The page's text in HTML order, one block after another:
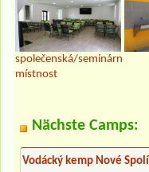
společenská/seminární
místnost
Nächste Camps:
Vodácký kemp Nové Spolí